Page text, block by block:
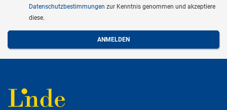
Datenschutzbestimmungen zur Kenntnis genommen und akzeptiere
diese.